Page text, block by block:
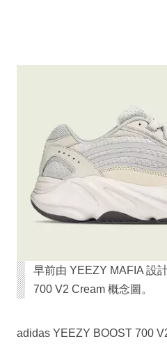
早前由 YEEZY MAFIA 設
700 V2 Cream 概念圖。
adidas YEEZY BOOST 700